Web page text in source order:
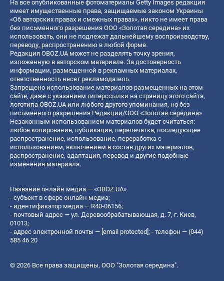
На все опубликованные фотоматериалы Getty Images редакция
имеет имущественные права, защищаемые законом Украины
«Об авторских правах и смежных правах», никто не имеет права
без письменного разрешения ООО «Золотая середина» их
использовать, они не подлежат дальнейшему воспроизводству,
переводу, распространению в любой форме.
Редакция OBOZ.UA может не разделять точку зрения,
изложенную в авторском материале. За достоверность
информации, размещенной в рекламных материалах,
ответственность несет рекламодатель.
Запрещено использование материалов размещенных на этом
сайте, даже с указанием гиперссылки на страницу этого сайта,
логотипа OBOZ.UA или любого другого упоминания, но без
письменного разрешения Редакции/ООО «Золотая середина»
Незаконным использованием материалов будет считаться:
любое копирование, публикация, перепечатка, последующее
распространение, использование, переработка с
использованием, включением в состав других материалов,
распространение, адаптация, перевод и другие подобные
изменения материала.
Название онлайн медиа — «OBOZ.UA»
- субъект в сфере онлайн медиа;
- идентификатор медиа — R40-06156;
- почтовый адрес — ул. Деревообрабатывающая, д. 7, г. Киев,
01013;
- адрес электронной почты — [email protected] ; - телефон — (044)
585 46 20
© 2026 Все права защищены, ООО "Золотая середина".